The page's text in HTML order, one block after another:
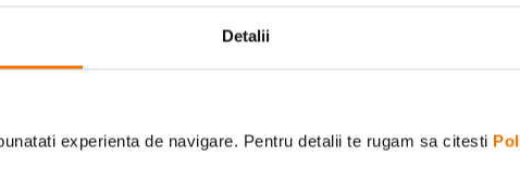
Detalii
experienta de navigare. Pentru detalii te rugam sa citesti